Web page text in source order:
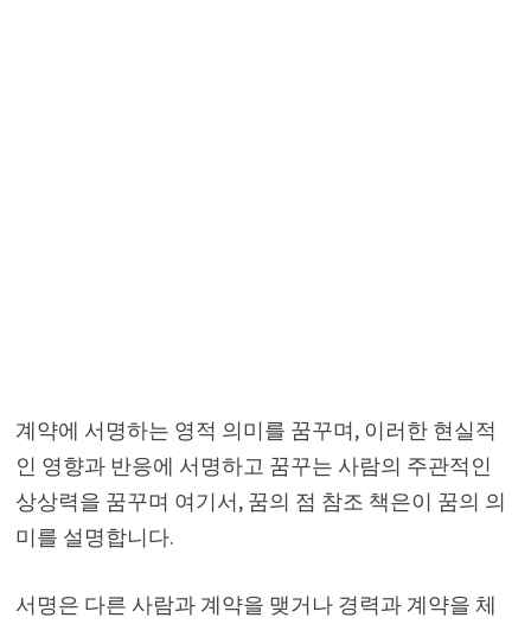
계약에 서명하는 영적 의미를 꿈꾸며, 이러한 현실적
인 영향과 반응에 서명하고 꿈꾸는 사람의 주관적인
상상력을 꿈꾸며 여기서, 꿈의 점 참조 책은이 꿈의 의
미를 설명합니다.
서명은 다른 사람과 계약을 맺거나 경력과 계약을 체